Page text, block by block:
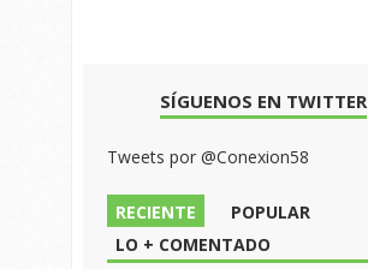
SÍGUENOS EN TWITTER
Tweets por @Conexion58
RECIENTE
POPULAR
LO + COMENTADO